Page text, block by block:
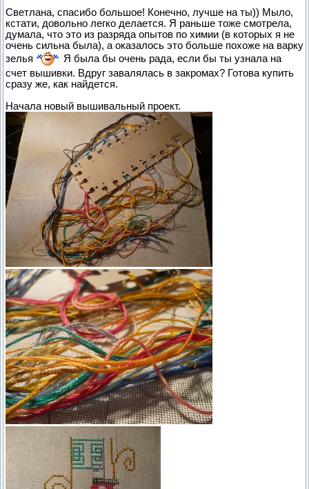
Светлана, спасибо большое! Конечно, лучше на ты)) Мыло,
кстати, довольно легко делается. Я раньше тоже смотрела,
думала, что это из разряда опытов по химии (в которых я не
очень сильна была), а оказалось это больше похоже на варку
зелья
Я была бы очень рада, если бы ты узнала на
счет вышивки. Вдруг завалялась в закромах? Готова купить
сразу же, как найдется.
Начала новый вышивальный проект.